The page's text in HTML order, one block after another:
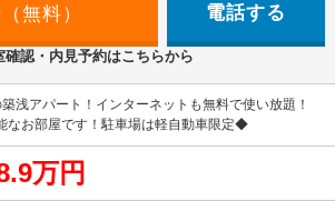
電話する
確認・内見予約はこちらから
浅アパート！インターネットも無料で使い放題！
お部屋です！駐車場は軽自動車限定◆
万円